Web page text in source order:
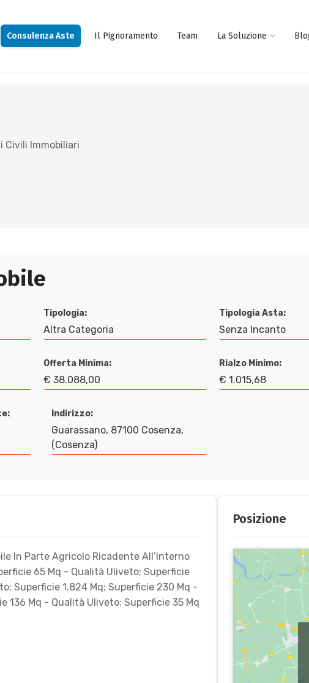
Consulenza Aste Il Pignoramento Team La Soluzione
Civili Immobiliari
Tipologia:
Altra Categoria
Tipologia Asta:
Senza Incanto
Offerta Minima:
€ 38.088,00
Rialzo Minimo:
€ 1.015,68
Indirizzo:
Guarassano, 87100 Cosenza,
(Cosenza)
In Parte Agricolo Ricadente All’Interno
65 Mq - Qualità Uliveto; Superficie
Superficie 1.824 Mq; Superficie 230 Mq -
136 Mq - Qualità Uliveto; Superficie 35 Mq
Posizione